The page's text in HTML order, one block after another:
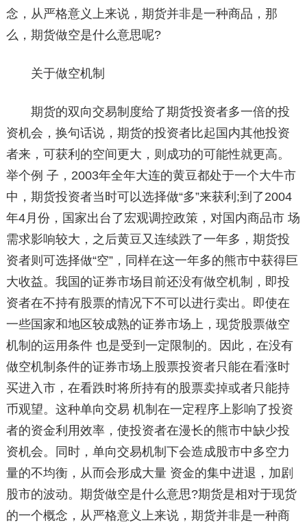
念，从严格意义上来说，期货并非是一种商品，那
么，期货做空是什么意思呢?
关于做空机制
期货的双向交易制度给了期货投资者多一倍的投
资机会，换句话说，期货的投资者比起国内其他投资
者来，可获利的空间更大，则成功的可能性就更高。
举个例 子，2003年全年大连的黄豆都处于一个大牛市
中，期货投资者当时可以选择做“多”来获利;到了2004
年4月份，国家出台了宏观调控政策，对国内商品市 场
需求影响较大，之后黄豆又连续跌了一年多，期货投
资者则可选择做“空”，同样在这一年多的熊市中获得巨
大收益。我国的证券市场目前还没有做空机制，即投
资者在不持有股票的情况下不可以进行卖出。即使在
一些国家和地区较成熟的证券市场上，现货股票做空
机制的运用条件 也是受到一定限制的。因此，在没有
做空机制条件的证券市场上股票投资者只能在看涨时
买进入市，在看跌时将所持有的股票卖掉或者只能持
币观望。这种单向交易 机制在一定程序上影响了投资
者的资金利用效率，使投资者在漫长的熊市中缺少投
资机会。同时，单向交易机制下会造成股市中多空力
量的不均衡，从而会形成大量 资金的集中进退，加剧
股市的波动。期货做空是什么意思?期货是相对于现货
的一个概念，从严格意义上来说，期货并非是一种商